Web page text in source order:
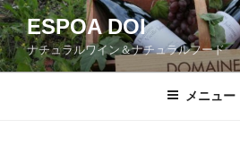
コ
ン
テ
ン
ESPOA DOI
ナチュラルワイン＆ナチュラルフード
メニュー